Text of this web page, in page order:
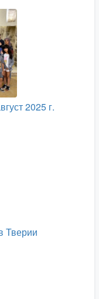
2025 г.
Тверии